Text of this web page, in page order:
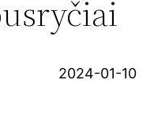
2024-01-10